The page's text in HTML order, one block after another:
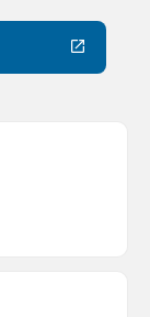
naar een